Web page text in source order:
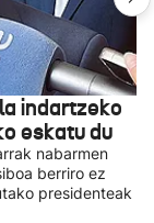
indartzeko
eskatu du
nabarmen
berriro ez
presidenteak